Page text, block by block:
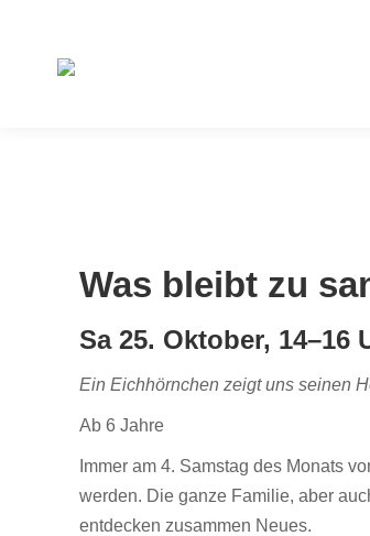
Was bleibt zu
Sa 25. Oktober, 14–16
Ein Eichhörnchen zeigt uns seinen
Ab 6 Jahre
Immer am 4. Samstag des Monats
werden. Die ganze Familie, aber
entdecken zusam­men Neues.